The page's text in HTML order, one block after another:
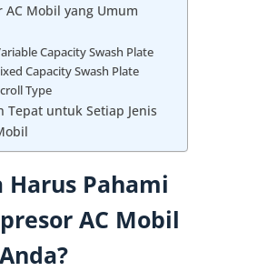
AC Mobil yang Umum
Capacity Swash Plate
Capacity Swash Plate
Type
Tepat untuk Setiap Jenis
Harus Pahami
AC Mobil
Anda?